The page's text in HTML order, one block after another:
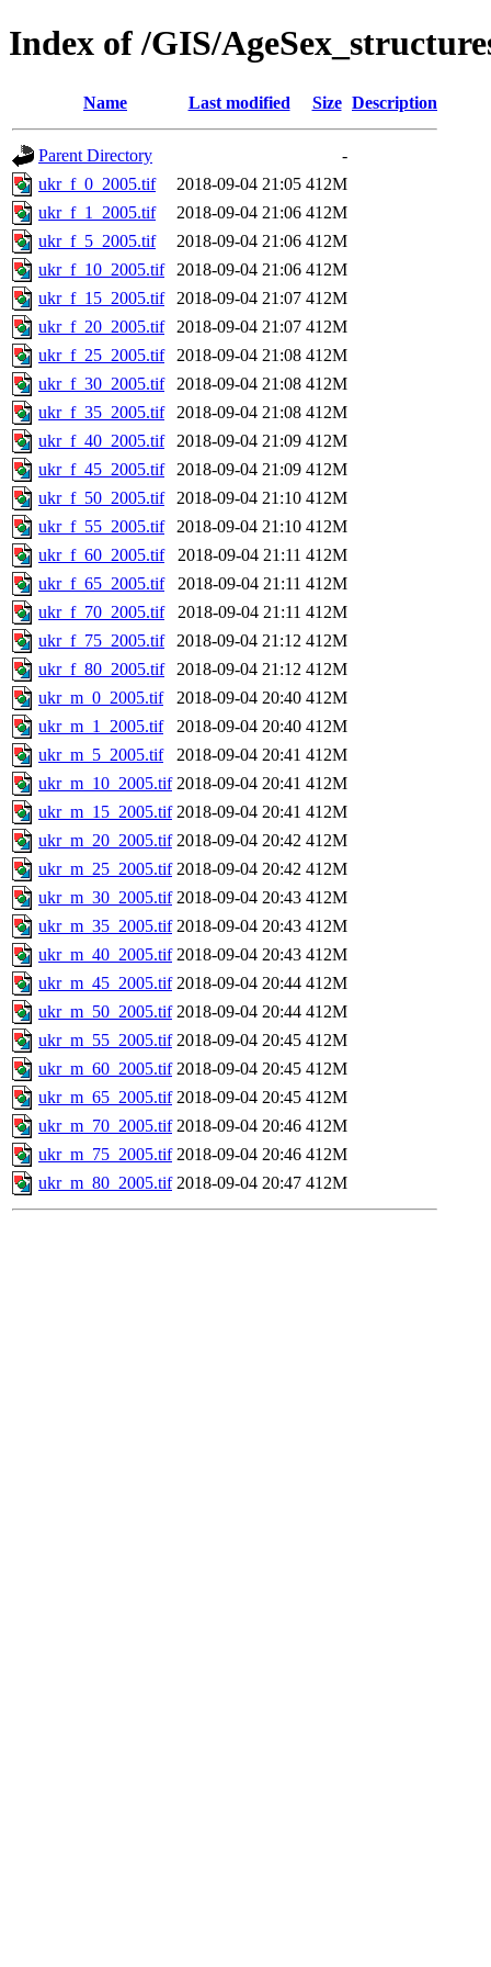
Index of /GIS/
Name Last modified Size Description
Parent Directory
-
ukr_f_0_2005.tif
2018-09-04 21:05 412M
ukr_f_1_2005.tif
2018-09-04 21:06 412M
ukr_f_5_2005.tif
2018-09-04 21:06 412M
ukr_f_10_2005.tif
2018-09-04 21:06 412M
ukr_f_15_2005.tif
2018-09-04 21:07 412M
ukr_f_20_2005.tif
2018-09-04 21:07 412M
ukr_f_25_2005.tif
2018-09-04 21:08 412M
ukr_f_30_2005.tif
2018-09-04 21:08 412M
ukr_f_35_2005.tif
2018-09-04 21:08 412M
ukr_f_40_2005.tif
2018-09-04 21:09 412M
ukr_f_45_2005.tif
2018-09-04 21:09 412M
ukr_f_50_2005.tif
2018-09-04 21:10 412M
ukr_f_55_2005.tif
2018-09-04 21:10 412M
ukr_f_60_2005.tif
2018-09-04 21:11 412M
ukr_f_65_2005.tif
2018-09-04 21:11 412M
ukr_f_70_2005.tif
2018-09-04 21:11 412M
ukr_f_75_2005.tif
2018-09-04 21:12 412M
ukr_f_80_2005.tif
2018-09-04 21:12 412M
ukr_m_0_2005.tif
2018-09-04 20:40 412M
ukr_m_1_2005.tif
2018-09-04 20:40 412M
ukr_m_5_2005.tif
2018-09-04 20:41 412M
ukr_m_10_2005.tif 2018-09-04 20:41 412M
ukr_m_15_2005.tif 2018-09-04 20:41 412M
ukr_m_20_2005.tif 2018-09-04 20:42 412M
ukr_m_25_2005.tif 2018-09-04 20:42 412M
ukr_m_30_2005.tif 2018-09-04 20:43 412M
ukr_m_35_2005.tif 2018-09-04 20:43 412M
ukr_m_40_2005.tif 2018-09-04 20:43 412M
ukr_m_45_2005.tif 2018-09-04 20:44 412M
ukr_m_50_2005.tif 2018-09-04 20:44 412M
ukr_m_55_2005.tif 2018-09-04 20:45 412M
ukr_m_60_2005.tif 2018-09-04 20:45 412M
ukr_m_65_2005.tif 2018-09-04 20:45 412M
ukr_m_70_2005.tif 2018-09-04 20:46 412M
ukr_m_75_2005.tif 2018-09-04 20:46 412M
ukr_m_80_2005.tif 2018-09-04 20:47 412M